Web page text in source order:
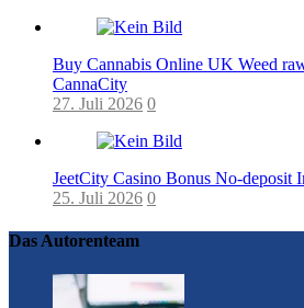
Buy Cannabis Online UK Weed
CannaCity
27. Juli 2026 0
JeetCity Casino Bonus No-deposit
25. Juli 2026 0
Das Autorenteam